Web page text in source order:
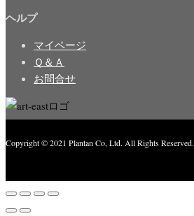
ヘルプ
マイページ
Ｑ＆Ａ
お問合せ
Copyright © 2021 Plantan Co, Ltd. All Rights Reserved.